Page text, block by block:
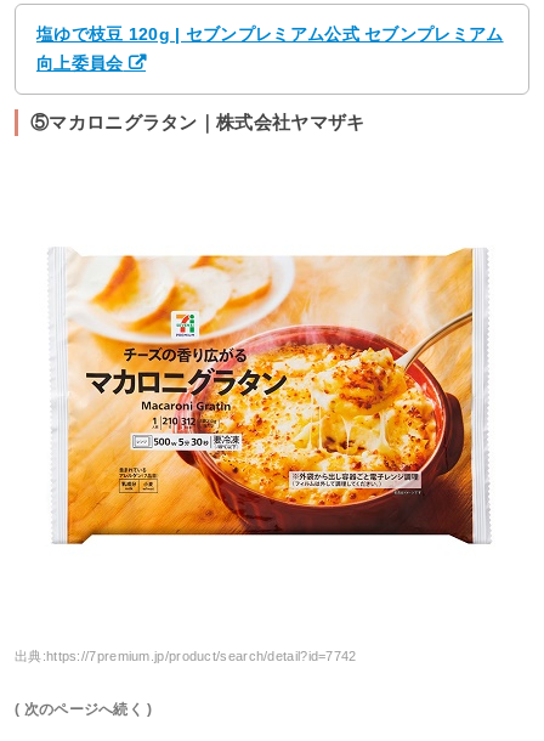
塩ゆで枝豆 120g | セブンプレミアム公式 セブンプレミアム
向上委員会
⑤マカロニグラタン｜株式会社ヤマザキ
出典:https://7premium.jp/product/search/detail?id=7742
( 次のページへ続く )